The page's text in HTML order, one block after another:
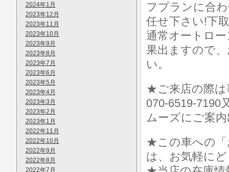
2024年1月
2023年12月
2023年11月
2023年10月
2023年9月
2023年8月
2023年7月
2023年6月
2023年5月
2023年4月
2023年3月
2023年2月
2023年1月
2022年11月
2022年10月
2022年9月
2022年8月
2022年7月
フプランに合
任せ下さい!下
通常オートロ
果出ますので
い。
★ご来店の際は
070-6519-7190
ムーズにご案
★この車への「
は、お気軽に